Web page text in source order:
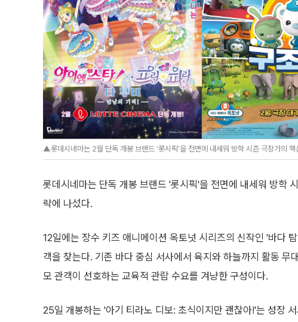
▲롯데시네마는 2월 단독 개봉 브랜드 '롯시픽'을 전면에 내세워 방학 시즌 극장가의
롯데시네마는 단독 개봉 브랜드 '롯시픽'을 전면에 내세워 방학
략에 나섰다.
12일에는 장수 키즈 애니메이션 옥토넛 시리즈의 신작인 '바다
객을 찾는다. 기존 바다 중심 서사에서 육지와 하늘까지 활동
모 관객이 선호하는 교육적 관람 수요를 겨냥한 구성이다.
25일 개봉하는 '아기 티라노 디보: 초식이지만 괜찮아!'는 성장